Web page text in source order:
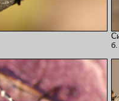
б.